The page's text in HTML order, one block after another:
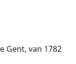
Gent, van 1782